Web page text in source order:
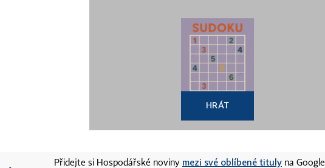
HRÁT
Přidejte si Hospodářské noviny mezi své oblíbené tituly na Google